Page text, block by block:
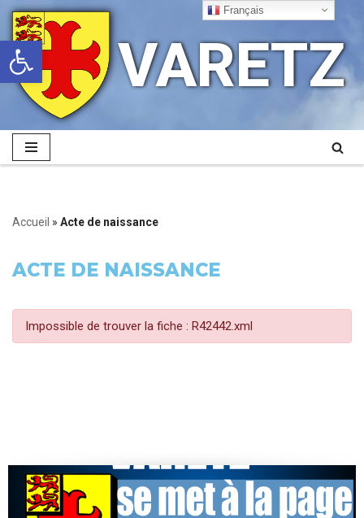
Ouvrir la barre d’outils
Aller
au
contenu
VARETZ
Accueil » Acte de naissance
ACTE DE NAISSANCE
Impossible de trouver la fiche : R42442.xml
Français